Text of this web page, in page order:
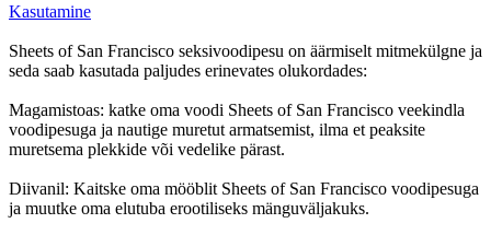
Kasutamine
Sheets of San Francisco seksivoodipesu on äärmiselt mitmekülgne ja
seda saab kasutada paljudes erinevates olukordades:
Magamistoas: katke oma voodi Sheets of San Francisco veekindla
voodipesuga ja nautige muretut armatsemist, ilma et peaksite
muretsema plekkide või vedelike pärast.
Diivanil: Kaitske oma mööblit Sheets of San Francisco voodipesuga
ja muutke oma elutuba erootiliseks mänguväljakuks.